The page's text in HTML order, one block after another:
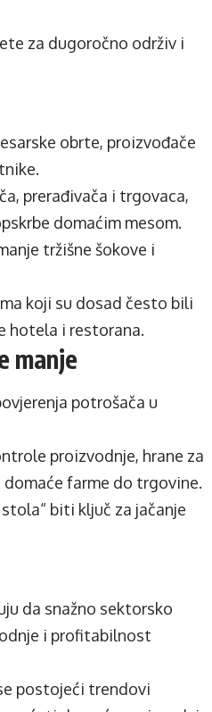
za dugoročno održiv i
obrte, proizvođače
prerađivača i trgovaca,
domaćim mesom.
tržišne šokove i
koji su dosad često bili
hotela i restorana.
manje
potrošača u
proizvodnje, hrane za
farme do trgovine.
biti ključ za jačanje
da snažno sektorsko
i profitabilnost
postojeći trendovi